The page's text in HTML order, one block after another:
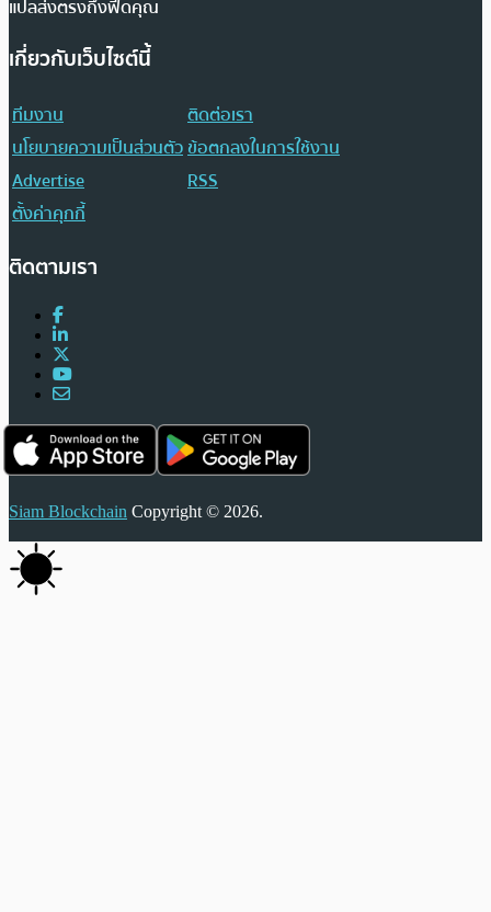
แปลส่งตรงถึงฟีดคุณ
เกี่ยวกับเว็บไซต์นี้
ทีมงาน
ติดต่อเรา
นโยบายความเป็นส่วนตัวข้อตกลงในการใช้งาน
Advertise
RSS
ตั้งค่าคุกกี้
ติดตามเรา
Siam Blockchain Copyright © 2026.